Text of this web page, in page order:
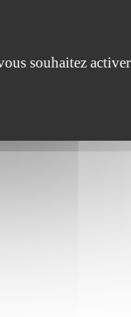
* THURY
souhaitez activer